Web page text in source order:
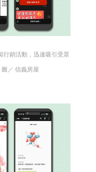
行銷活動，迅速吸引受眾
／ 信義房屋